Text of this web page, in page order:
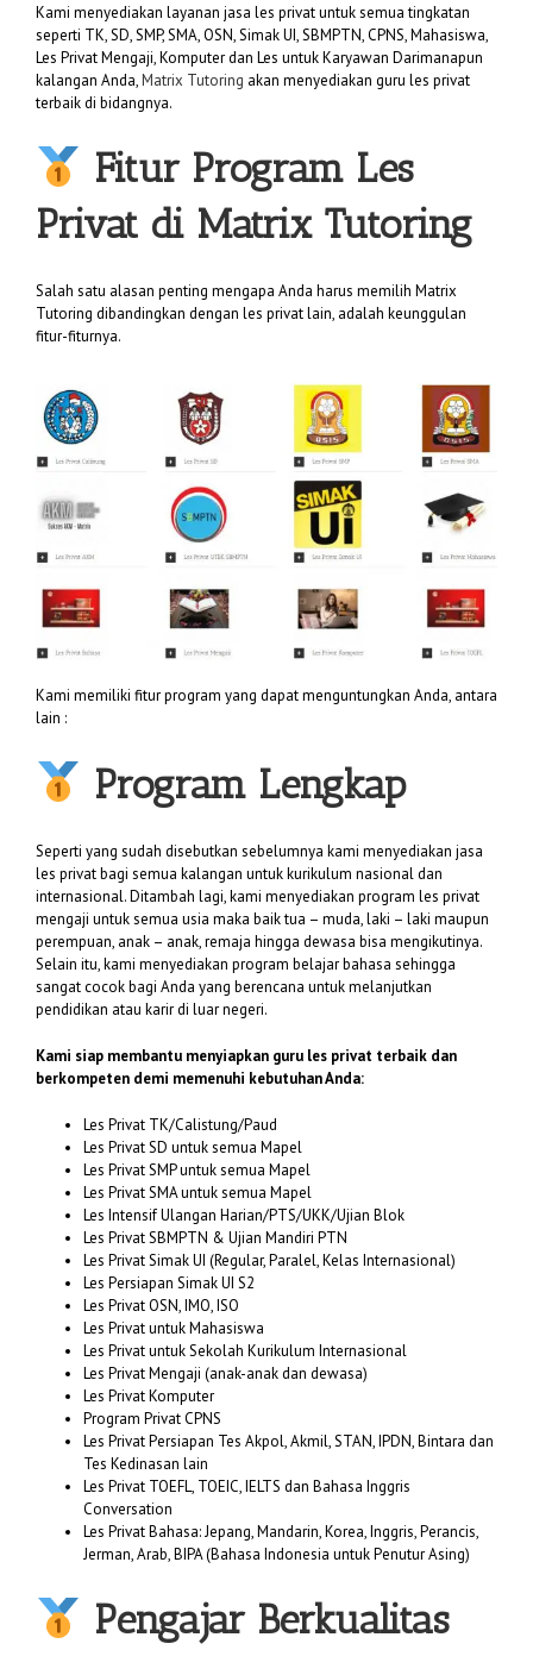
Kami menyediakan layanan jasa les privat untuk semua tingkatan
seperti TK, SD, SMP, SMA, OSN, Simak UI, SBMPTN, CPNS, Mahasiswa,
Les Privat Mengaji, Komputer dan Les untuk Karyawan Darimanapun
kalangan Anda,Matrix Tutoring akan menyediakan guru les privat
terbaik di bidangnya.
Fitur Program Les
Privat di Matrix Tutoring
Salah satu alasan penting mengapa Anda harus memilih Matrix
Tutoring dibandingkan dengan les privat lain, adalah keunggulan
fitur-fiturnya.
Kami memiliki fitur program yang dapat menguntungkan Anda, antara
lain :
Program Lengkap
Seperti yang sudah disebutkan sebelumnya kami menyediakan jasa
les privat bagi semua kalangan untuk kurikulum nasional dan
internasional. Ditambah lagi, kami menyediakan program les privat
mengaji untuk semua usia maka baik tua – muda, laki – laki maupun
perempuan, anak – anak, remaja hingga dewasa bisa mengikutinya.
Selain itu, kami menyediakan program belajar bahasa sehingga
sangat cocok bagi Anda yang berencana untuk melanjutkan
pendidikan atau karir di luar negeri.
Kami siap membantu menyiapkan guru les privat terbaik dan
berkompeten demi memenuhi kebutuhan Anda:
Les Privat TK/Calistung/Paud
Les Privat SD untuk semua Mapel
Les Privat SMP untuk semua Mapel
Les Privat SMA untuk semua Mapel
Les Intensif Ulangan Harian/PTS/UKK/Ujian Blok
Les Privat SBMPTN & Ujian Mandiri PTN
Les Privat Simak UI (Regular, Paralel, Kelas Internasional)
Les Persiapan Simak UI S2
Les Privat OSN, IMO, ISO
Les Privat untuk Mahasiswa
Les Privat untuk Sekolah Kurikulum Internasional
Les Privat Mengaji (anak-anak dan dewasa)
Les Privat Komputer
Program Privat CPNS
Les Privat Persiapan Tes Akpol, Akmil, STAN, IPDN, Bintara dan
Tes Kedinasan lain
Les Privat TOEFL, TOEIC, IELTS dan Bahasa Inggris
Conversation
Les Privat Bahasa: Jepang, Mandarin, Korea, Inggris, Perancis,
Jerman, Arab, BIPA (Bahasa Indonesia untuk Penutur Asing)
Pengajar Berkualitas